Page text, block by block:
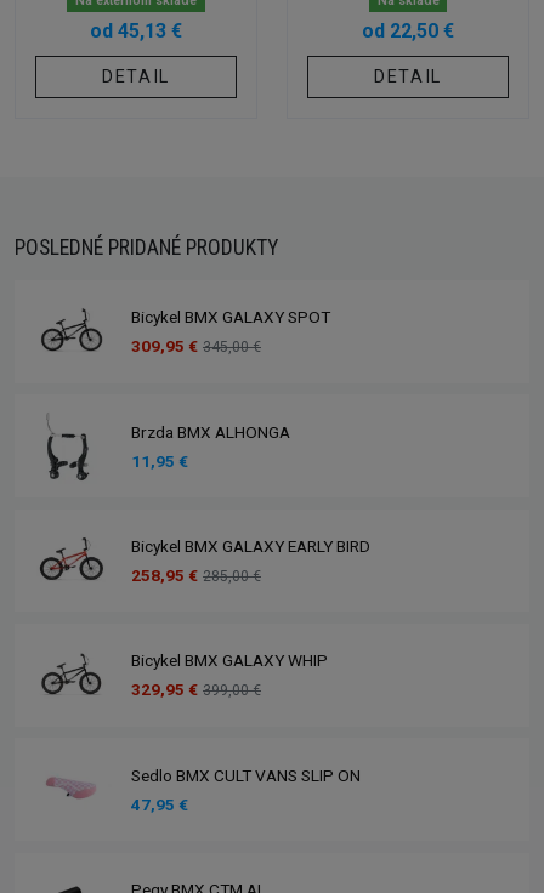
od 45,13 €
DETAIL
od 22,50 €
DETAIL
POSLEDNÉ PRIDANÉ PRODUKTY
Bicykel BMX GALAXY SPOT
309,95 € 345,00 €
Brzda BMX ALHONGA
11,95 €
Bicykel BMX GALAXY EARLY BIRD
258,95 € 285,00 €
Bicykel BMX GALAXY WHIP
329,95 € 399,00 €
Sedlo BMX CULT VANS SLIP ON
47,95 €